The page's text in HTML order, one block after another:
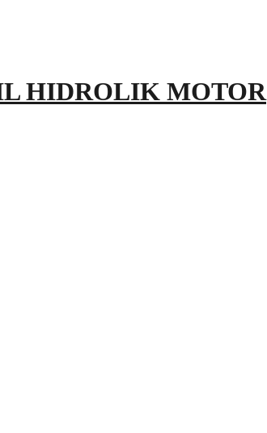
HIDROLIK MOTOR